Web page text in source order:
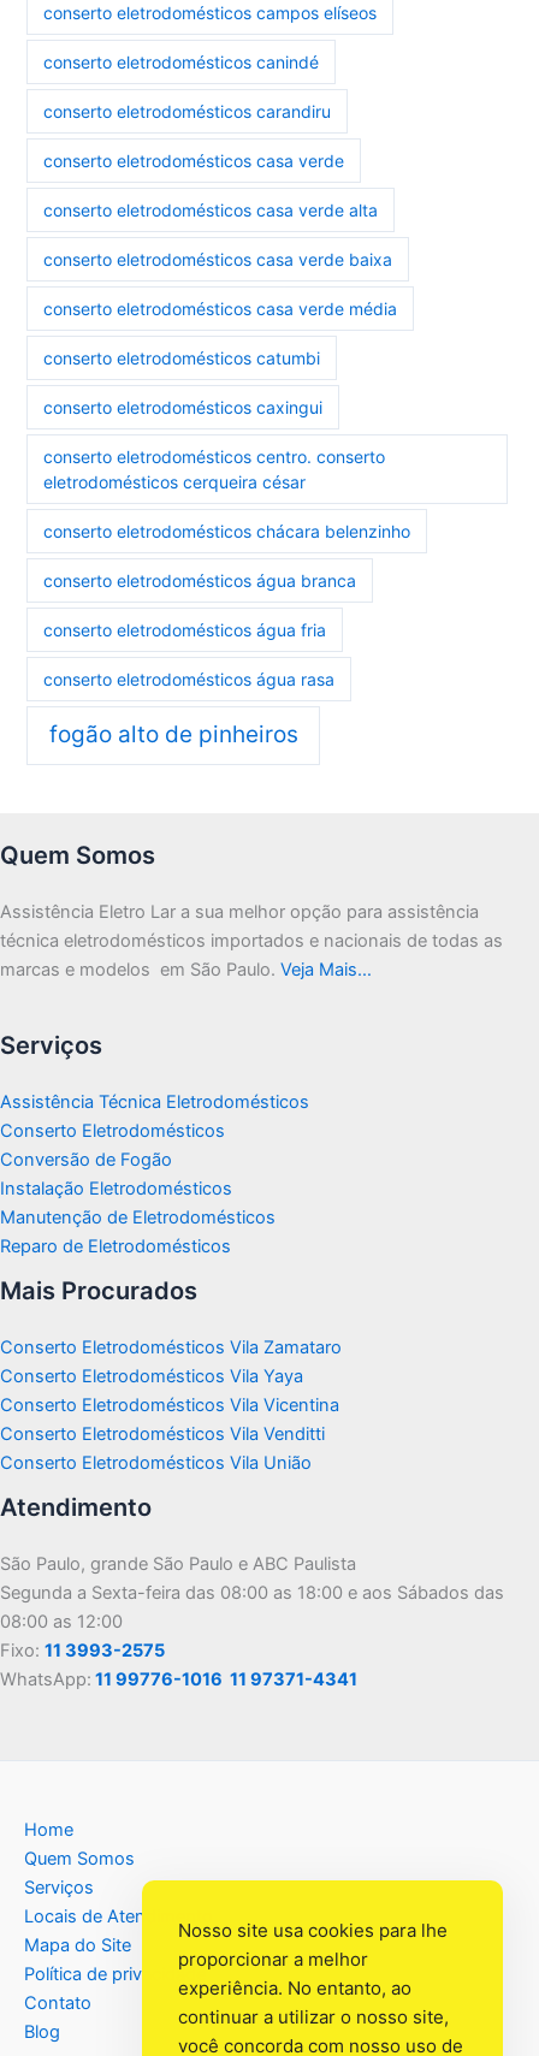
conserto eletrodomésticos campos elíseos
conserto eletrodomésticos canindé
conserto eletrodomésticos carandiru
conserto eletrodomésticos casa verde
conserto eletrodomésticos casa verde alta
conserto eletrodomésticos casa verde baixa
conserto eletrodomésticos casa verde média
conserto eletrodomésticos catumbi
conserto eletrodomésticos caxingui
conserto eletrodomésticos centro. conserto
eletrodomésticos cerqueira césar
conserto eletrodomésticos chácara belenzinho
conserto eletrodomésticos água branca
conserto eletrodomésticos água fria
conserto eletrodomésticos água rasa
fogão alto de pinheiros
Quem Somos
Assistência Eletro Lar a sua melhor opção para assistência
técnica eletrodomésticos importados e nacionais de todas as
marcas e modelos em São Paulo. Veja Mais…
Serviços
Assistência Técnica Eletrodomésticos
Conserto Eletrodomésticos
Conversão de Fogão
Instalação Eletrodomésticos
Manutenção de Eletrodomésticos
Reparo de Eletrodomésticos
Mais Procurados
Conserto Eletrodomésticos Vila Zamataro
Conserto Eletrodomésticos Vila Yaya
Conserto Eletrodomésticos Vila Vicentina
Conserto Eletrodomésticos Vila Venditti
Conserto Eletrodomésticos Vila União
Atendimento
São Paulo, grande São Paulo e ABC Paulista
Segunda a Sexta-feira das 08:00 as 18:00 e aos Sábados das
08:00 as 12:00
Fixo: 11 3993-2575
WhatsApp: 11 99776-1016 11 97371-4341
Home
Quem Somos
Serviços
Locais de Atendimento
Mapa do Site
Política de privacidade
Contato
Blog
Nosso site usa cookies para lhe
proporcionar a melhor
experiência. No entanto, ao
continuar a utilizar o nosso site,
você concorda com nosso uso de